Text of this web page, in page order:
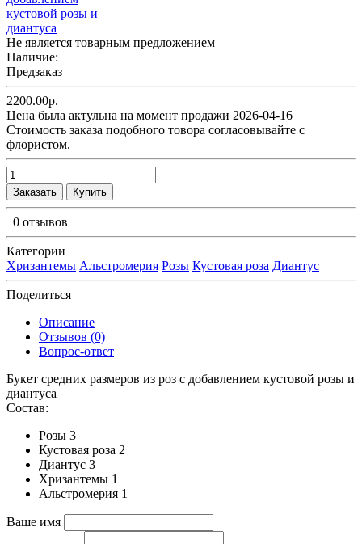
Не является товарным предложением
Наличие:
Предзаказ
2200.00р.
Цена была актульна на момент продажи 2026-04-16
Cтоимость заказа подобного товора согласовывайте с
флористом.
Заказать Купить
0 отзывов
Категории
Хризантемы Альстромерия Розы Кустовая роза Диантус
Поделиться
Описание
Отзывов (0)
Вопрос-ответ
Букет средних размеров из роз c добавлением кустовой розы и
диантуса
Состав:
Розы 3
Кустовая роза 2
Диантус 3
Хризантемы 1
Альстромерия 1
Ваше имя